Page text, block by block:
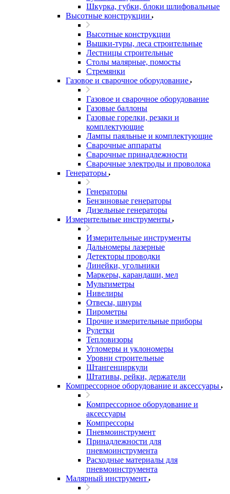
Шкурка, губки, блоки шлифовальные
Высотные конструкции
Высотные конструкции
Вышки-туры, леса строительные
Лестницы строительные
Столы малярные, помосты
Стремянки
Газовое и сварочное оборудование
Газовое и сварочное оборудование
Газовые баллоны
Газовые горелки, резаки и
комплектующие
Лампы паяльные и комплектующие
Сварочные аппараты
Сварочные принадлежности
Сварочные электроды и проволока
Генераторы
Генераторы
Бензиновые генераторы
Дизельные генераторы
Измерительные инструменты
Измерительные инструменты
Дальномеры лазерные
Детекторы проводки
Линейки, угольники
Маркеры, карандаши, мел
Мультиметры
Нивелиры
Отвесы, шнуры
Пирометры
Прочие измерительные приборы
Рулетки
Тепловизоры
Угломеры и уклономеры
Уровни строительные
Штангенциркули
Штативы, рейки, держатели
Компрессорное оборудование и аксессуары
Компрессорное оборудование и
аксессуары
Компрессоры
Пневмоинструмент
Принадлежности для
пневмоинструмента
Расходные материалы для
пневмоинструмента
Малярный инструмент